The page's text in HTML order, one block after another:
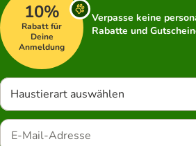
10%
Rabatt für
Deine
Anmeldung
Verpasse keine
Rabatte und
Haustierart auswählen